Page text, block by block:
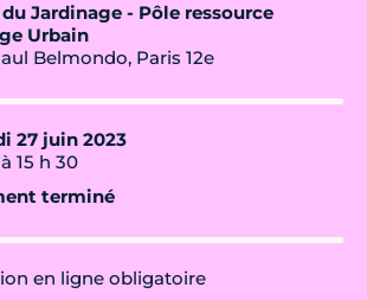
Jardinage - Pôle ressource
Urbain
Belmondo, Paris 12e
27 juin 2023
15 h 30
terminé
en ligne obligatoire